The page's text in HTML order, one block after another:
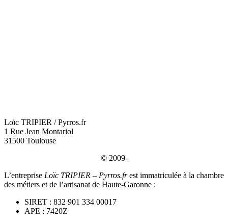
Loïc TRIPIER / Pyrros.fr
1 Rue Jean Montariol
31500 Toulouse
© 2009-
L’entreprise Loïc TRIPIER – Pyrros.frest immatriculée à la chambre
des métiers et de l’artisanat de Haute-Garonne :
SIRET : 832 901 334 00017
APE : 7420Z